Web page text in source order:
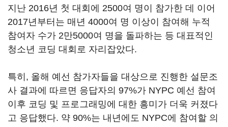
지난 2016년 첫 대회에 2500여 명이 참가한 데 이어
2017년부터는 매년 4000여 명 이상이 참여해 누적
참여자 수가 2만5000여 명을 돌파하는 등 대표적인
청소년 코딩 대회로 자리잡았다.
특히, 올해 예선 참가자들을 대상으로 진행한 설문조
사 결과에 따르면 응답자의 97%가 NYPC 예선 참여
이후 코딩 및 프로그래밍에 대한 흥미가 더욱 커졌다
고 응답했다. 약 90%는 내년에도 NYPC에 참여할 의